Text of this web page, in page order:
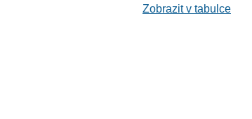
Zobrazit v tabulce